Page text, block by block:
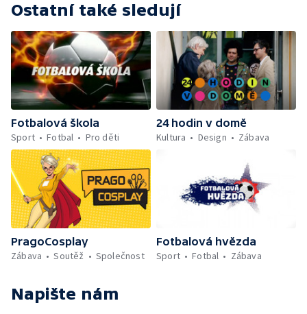
Ostatní také sledují
Fotbalová škola
Sport
Fotbal Pro děti
24 hodin v domě
Kultura
Design Zábava
PragoCosplay
Zábava
Soutěž Společnost
Fotbalová hvězda
Sport
Fotbal Zábava
Napište nám